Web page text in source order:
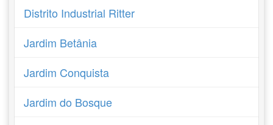
Distrito Industrial Ritter
Jardim Betânia
Jardim Conquista
Jardim do Bosque